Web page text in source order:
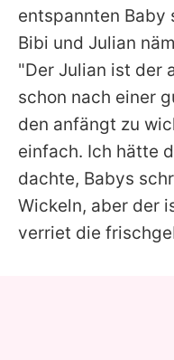
entspannten Baby
Bibi und Julian
"Der Julian ist der
schon nach einer
den anfängt zu
einfach. Ich hätte
dachte, Babys
Wickeln, aber der
verriet die